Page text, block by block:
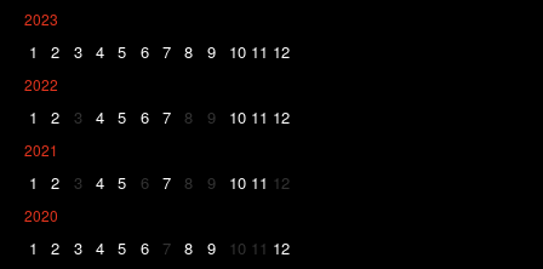
2023
1 2 3 4 5 6 7 8 9 10 11 12
2022
1 2 3 4 5 6 7 8 9 10 11 12
2021
1 2 3 4 5 6 7 8 9 10 11 12
2020
1 2 3 4 5 6 7 8 9 10 11 12